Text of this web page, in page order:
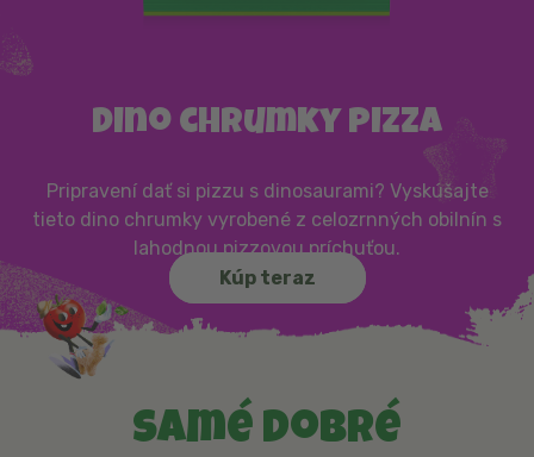
Dino chrumky pizza
Pripravení dať si pizzu s dinosaurami? Vyskúšajte
tieto dino chrumky vyrobené z celozrnných obilnín s
lahodnou pizzovou príchuťou.
Kúp teraz
Samé dobré